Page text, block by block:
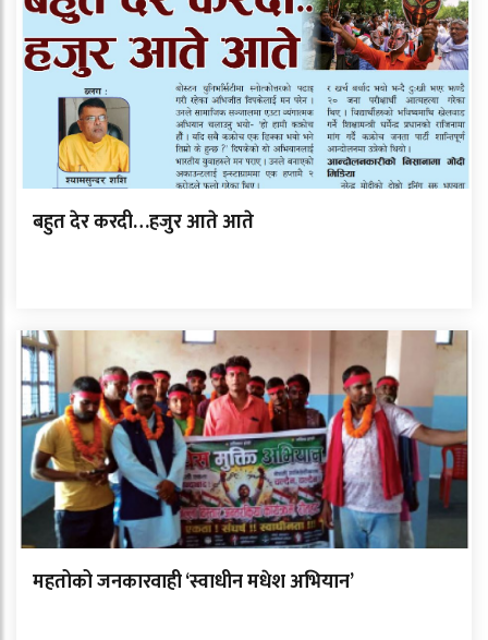
बहुत देर करदी…हजुर आते आते
महतोको जनकारवाही ‘स्वाधीन मधेश अभियान’